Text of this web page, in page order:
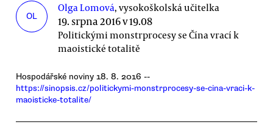
OL
Olga Lomová, vysokoškolská učitelka
19. srpna 2016 v 19.08
Politickými monstrprocesy se Čína vrací k
maoistické totalitě
Hospodářské noviny 18. 8. 2016 --
https://sinopsis.cz/politickymi-monstrprocesy-se-cina-vraci-k-
maoisticke-totalite/